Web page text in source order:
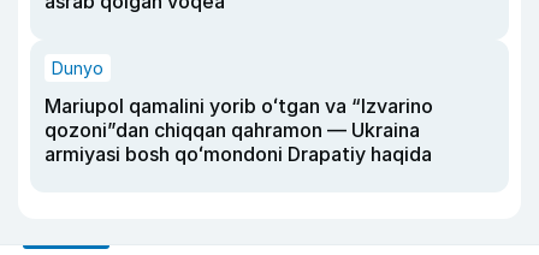
Dunyo
Mariupol qamalini yorib oʻtgan va “Izvarino
qozoni”dan chiqqan qahramon — Ukraina
armiyasi bosh qoʻmondoni Drapatiy haqida